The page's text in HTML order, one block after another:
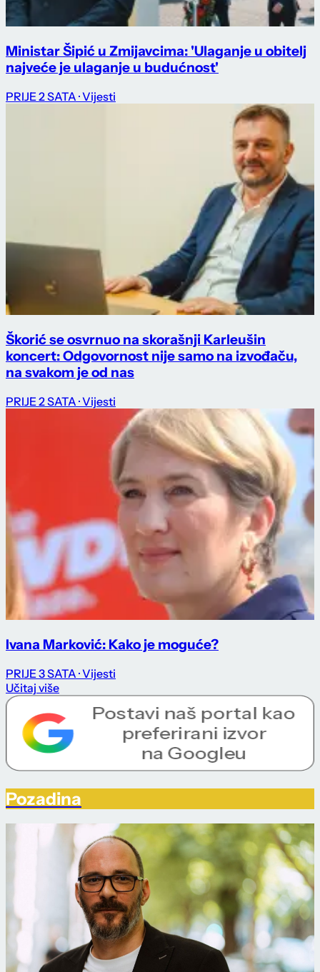
Ministar Šipić u Zmijavcima: 'Ulaganje u obitelj
najveće je ulaganje u budućnost'
PRIJE 2 SATA · Vijesti
Škorić se osvrnuo na skorašnji Karleušin
koncert: Odgovornost nije samo na izvođaču,
na svakom je od nas
PRIJE 2 SATA · Vijesti
Ivana Marković: Kako je moguće?
PRIJE 3 SATA · Vijesti
Učitaj više
Pozadina